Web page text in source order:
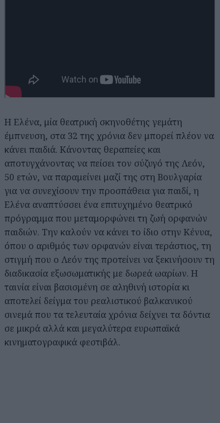
Η Ελένα, μία θεατρική σκηνοθέτης γεμάτη
έμπνευση, στα 32 της χρόνια δεν μπορεί πλέον να
κάνει παιδιά. Κάνοντας θεραπείες και
αποτυγχάνοντας να πείσει τον σύζυγό της Λεόν,
50 ετών, να παραμείνει μαζί της στη Βουλγαρία
για να συνεχίσουν την προσπάθεια για παιδί, η
Ελένα αναπτύσσει ένα επιτυχημένο θεατρικό
πρόγραμμα που μεταμορφώνει τη ζωή ορφανών
παιδιών. Την καλούν να κάνει το ίδιο στην Κένυα,
όπου ο αριθμός των ορφανών είναι τεράστιος, τη
στιγμή που ο Λεόν της προτείνει να ξεκινήσουν τη
διαδικασία εξωσωματικής με δωρεά ωαρίων. Η
ταινία είναι βασισμένη σε αληθινή ιστορία κι
αποτελεί δείγμα του ρεαλιστικού βαλκανικού
σινεμά που τα τελευταία χρόνια δείχνει τα δόντια
σε μικρά αλλά και μεγαλύτερα ευρωπαϊκά
κινηματογραφικά φεστιβάλ.